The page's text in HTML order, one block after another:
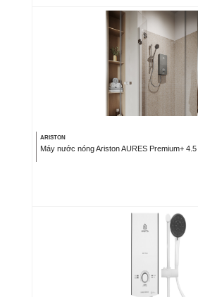
ARISTON
Máy nước nóng Ariston AURES Premium+ 4.5